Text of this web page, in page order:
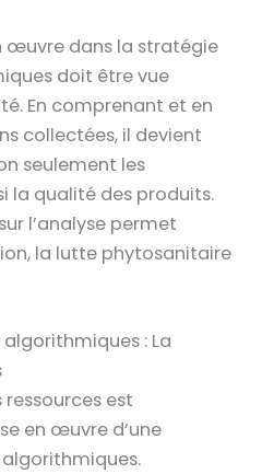
œuvre dans la stratégie
doit être vue
En comprenant et en
collectées, il devient
seulement les
la qualité des produits.
l’analyse permet
la lutte phytosanitaire
: La
est
en œuvre d’une